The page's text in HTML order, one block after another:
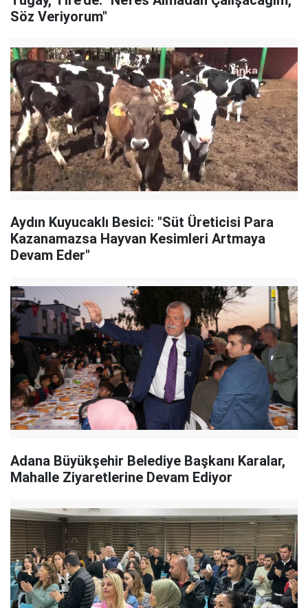
Söz Veriyorum"
Aydın Kuyucaklı Besici: "Süt Üreticisi Para
Kazanamazsa Hayvan Kesimleri Artmaya
Devam Eder"
Adana Büyükşehir Belediye Başkanı Karalar,
Mahalle Ziyaretlerine Devam Ediyor